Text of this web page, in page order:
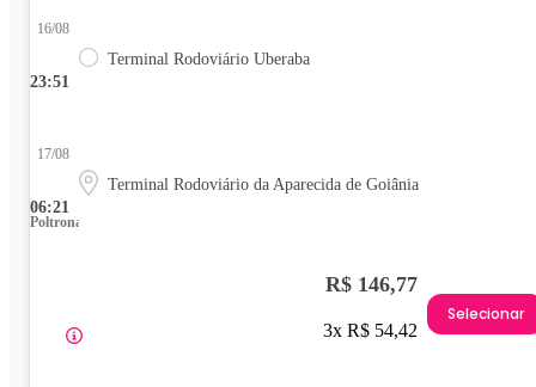
23:51
16/08
Terminal Rodoviário Uberaba
06:21
17/08
Terminal Rodoviário da Aparecida de Goiânia
Poltrona
R$ 146,77
3x R$ 54,42
Selecionar